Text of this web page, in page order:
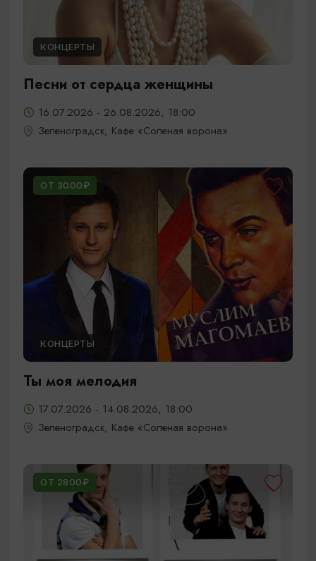
КОНЦЕРТЫ
Песни от сердца женщины
16.07.2026 - 26.08.2026, 18:00
Зеленоградск, Кафе «Соленая ворона»
ОТ 3000₽
КОНЦЕРТЫ
Ты моя мелодия
17.07.2026 - 14.08.2026, 18:00
Зеленоградск, Кафе «Соленая ворона»
ОТ 2800₽